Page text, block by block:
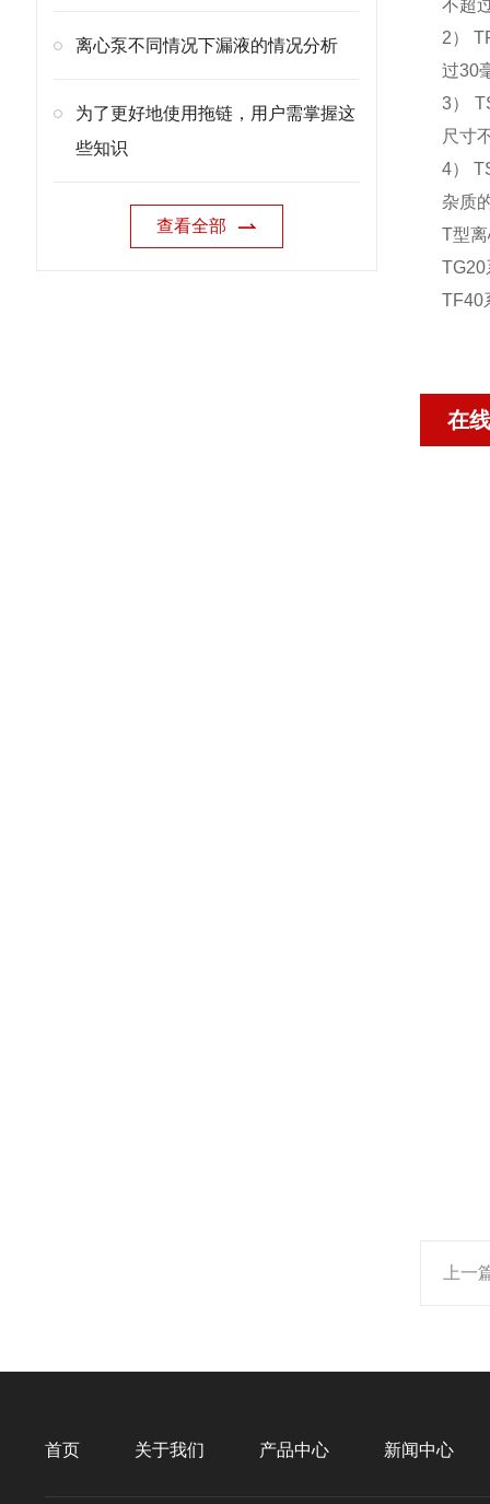
离心泵不同情况下漏液的情况分析
为了更好地使用拖链，用户需掌握这
些知识
查看全部
不超
2）
过30
3）
尺寸
4）
杂质
T型
TG20
TF40
在
上一
首页 关于我们 产品中心 新闻中心